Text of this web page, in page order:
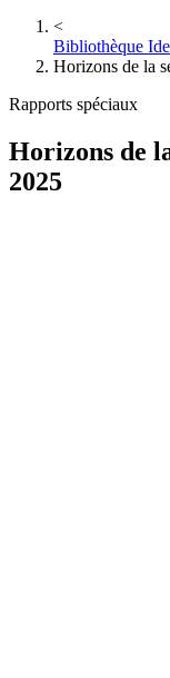
<
Bibliothèque
Horizons de la
Rapports spéciaux
Horizons de
2025